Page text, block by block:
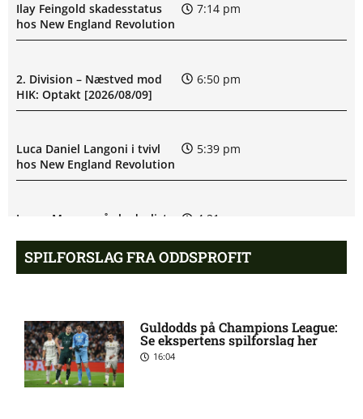
Ilay Feingold skadesstatus
hos New England Revolution
7:14 pm
2. Division – Næstved mod
HIK: Optakt [2026/08/09]
6:50 pm
Luca Daniel Langoni i tvivl
hos New England Revolution
5:39 pm
James Maurer på skadeslisten
4:21 pm
Major League Soccer – New
England Revolution mod
Houston Dynamo: Optakt,
SPILFORSLAG FRA ODDSPROFIT
Guldodds på Champions League:
Se ekspertens spilforslag her
16:04